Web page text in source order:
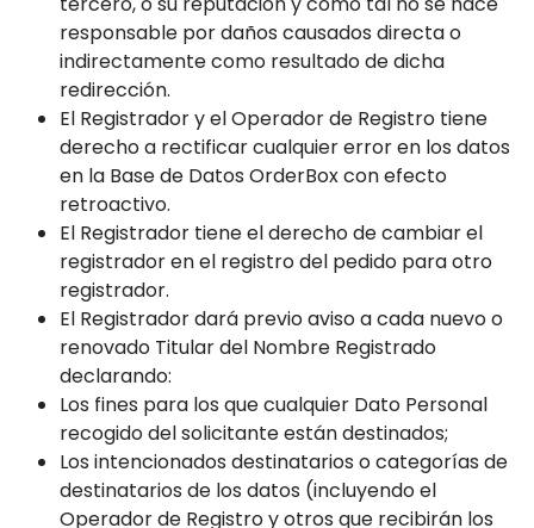
responsable por daños causados directa o
indirectamente como resultado de dicha
redirección.
El Registrador y el Operador de Registro tiene
derecho a rectificar cualquier error en los datos
en la Base de Datos OrderBox con efecto
retroactivo.
El Registrador tiene el derecho de cambiar el
registrador en el registro del pedido para otro
registrador.
El Registrador dará previo aviso a cada nuevo o
renovado Titular del Nombre Registrado
declarando:
Los fines para los que cualquier Dato Personal
recogido del solicitante están destinados;
Los intencionados destinatarios o categorías de
destinatarios de los datos (incluyendo el
Operador de Registro y otros que recibirán los